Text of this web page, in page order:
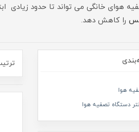
هوای خانگی می تواند تا حدود زیادی
را کاهش دهد.
هوا
دستگاه تصفیه هوا